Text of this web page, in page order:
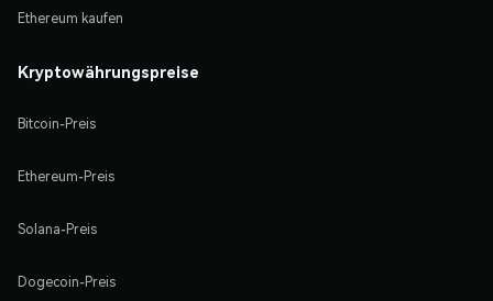
Ethereum kaufen
Kryptowährungspreise
Bitcoin-Preis
Ethereum-Preis
Solana-Preis
Dogecoin-Preis